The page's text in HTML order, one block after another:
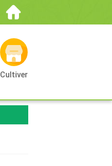
Cultiver